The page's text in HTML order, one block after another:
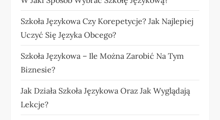
Szkoła Językowa Czy Korepetycje? Jak Najlepiej
Uczyć Się Języka Obcego?
Szkoła Językowa – Ile Można Zarobić Na Tym
Biznesie?
Jak Działa Szkoła Językowa Oraz Jak Wyglądają
Lekcje?